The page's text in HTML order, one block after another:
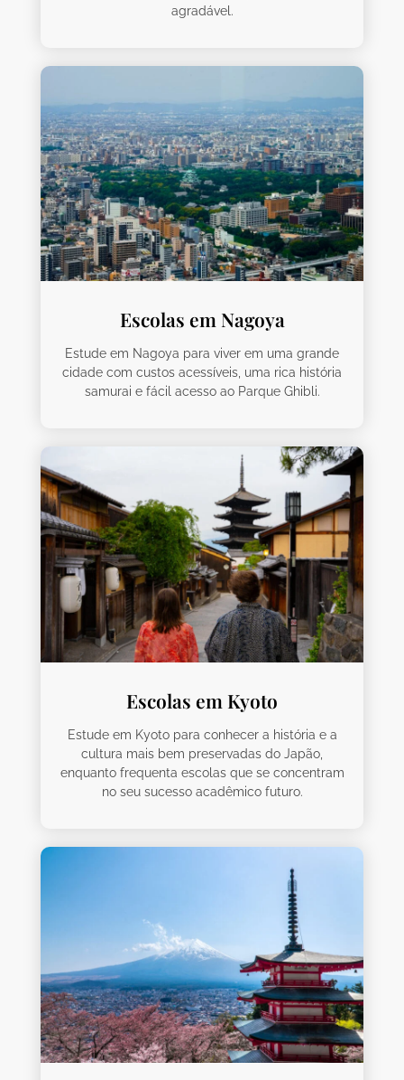
agradável.
Escolas em Nagoya
Estude em Nagoya para viver em uma grande
cidade com custos acessíveis, uma rica história
samurai e fácil acesso ao Parque Ghibli.
Escolas em Kyoto
Estude em Kyoto para conhecer a história e a
cultura mais bem preservadas do Japão,
enquanto frequenta escolas que se concentram
no seu sucesso acadêmico futuro.